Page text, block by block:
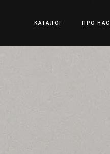
КАТАЛОГ ПРО НАС